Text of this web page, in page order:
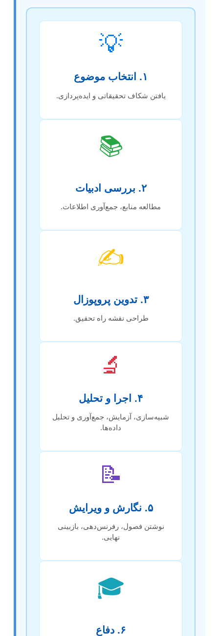
💡
۱. انتخاب موضوع
یافتن شکاف تحقیقاتی و ایده‌پردازی.
📚
۲. بررسی ادبیات
مطالعه منابع، جمع‌آوری اطلاعات.
✍️
۳. تدوین پروپوزال
طراحی نقشه راه تحقیق.
🔬
۴. اجرا و تحلیل
شبیه‌سازی، آزمایش، جمع‌آوری و تحلیل
داده‌ها.
📝
۵. نگارش و ویرایش
نوشتن فصول، رفرنس‌دهی، بازبینی
نهایی.
🎓
۶. دفاع